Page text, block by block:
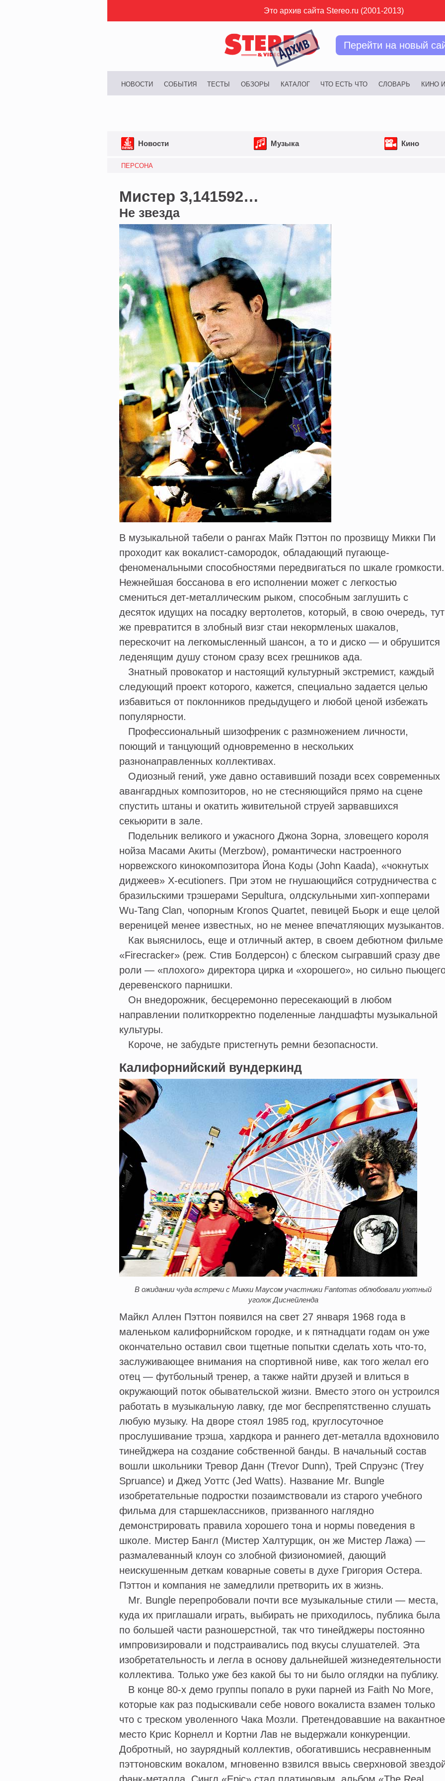
Это архив сайта Stereo.ru (2001-2013)
Перейти на новый
НОВОСТИ СОБЫТИЯ ТЕСТЫ ОБЗОРЫ КАТАЛОГ ЧТО ЕСТЬ ЧТО СЛОВАРЬ КИНО
Новости Музыка Кино
ПЕРСОНА
Мистер 3,141592…
Не звезда
В музыкальной табели о рангах Майк Пэттон по прозвищу Микки Пи
проходит как вокалист-самородок, обладающий пугающе-
феноменальными способностями передвигаться по шкале громкости.
Нежнейшая боссанова в его исполнении может с легкостью
смениться дет-металлическим рыком, способным заглушить с
десяток идущих на посадку вертолетов, который, в свою очередь, тут
же превратится в злобный визг стаи некормленых шакалов,
перескочит на легкомысленный шансон, а то и диско — и обрушится
леденящим душу стоном сразу всех грешников ада.
Знатный провокатор и настоящий культурный экстремист, каждый
следующий проект которого, кажется, специально задается целью
избавиться от поклонников предыдущего и любой ценой избежать
популярности.
Профессиональный шизофреник с размножением личности,
поющий и танцующий одновременно в нескольких
разнонаправленных коллективах.
Одиозный гений, уже давно оставивший позади всех современных
авангардных композиторов, но не стесняющийся прямо на сцене
спустить штаны и окатить живительной струей зарвавшихся
секьюрити в зале.
Подельник великого и ужасного Джона Зорна, зловещего короля
нойза Масами Акиты (Merzbow), романтически настроенного
норвежского кинокомпозитора Йона Коды (John Kaada), «чокнутых
диджеев» X-ecutioners. При этом не гнушающийся сотрудничества с
бразильскими трэшерами Sepultura, олдскульными хип-хопперами
Wu-Tang Clan, чопорным Kronos Quartet, певицей Бьорк и еще целой
вереницей менее известных, но не менее впечатляющих музыкантов.
Как выяснилось, еще и отличный актер, в своем дебютном фильме
«Firecracker» (реж. Стив Болдерсон) с блеском сыгравший сразу две
роли — «плохого» директора цирка и «хорошего», но сильно
деревенского парнишки.
Он внедорожник, бесцеремонно пересекающий в любом
направлении политкорректно поделенные ландшафты музыкальной
культуры.
Короче, не забудьте пристегнуть ремни безопасности.
Калифорнийский вундеркинд
В ожидании чуда встречи с Микки Маусом участники Fantomas облюбовали уютный
уголок Диснейленда
Майкл Аллен Пэттон появился на свет 27 января 1968 года в
маленьком калифорнийском городке, и к пятнадцати годам он уже
окончательно оставил свои тщетные попытки сделать хоть что-то,
заслуживающее внимания на спортивной ниве, как того желал его
отец — футбольный тренер, а также найти друзей и влиться в
окружающий поток обывательской жизни. Вместо этого он устроился
работать в музыкальную лавку, где мог беспрепятственно слушать
любую музыку. На дворе стоял 1985 год, круглосуточное
прослушивание трэша, хардкора и раннего дет-металла вдохновило
тинейджера на создание собственной банды. В начальный состав
вошли школьники Тревор Данн (Trevor Dunn), Трей Спруэнс (Trey
Spruance) и Джед Уоттс (Jed Watts). Название Mr. Bungle
изобретательные подростки позаимствовали из старого учебного
фильма для старшеклассников, призванного наглядно
демонстрировать правила хорошего тона и нормы поведения в
школе. Мистер Бангл (Мистер Халтурщик, он же Мистер Лажа) —
размалеванный клоун со злобной физиономией, дающий
неискушенным деткам коварные советы в духе Григория Остера.
Пэттон и компания не замедлили претворить их в жизнь.
Mr. Bungle перепробовали почти все музыкальные стили — места,
куда их приглашали играть, выбирать не приходилось, публика была
по большей части разношерстной, так что тинейджеры постоянно
импровизировали и подстраивались под вкусы слушателей. Эта
изобретательность и легла в основу дальнейшей жизнедеятельности
коллектива. Только уже без какой бы то ни было оглядки на публику.
В конце 80-х демо группы попало в руки парней из Faith No More,
которые как раз подыскивали себе нового вокалиста взамен только
что с треском уволенного Чака Мозли. Претендовавшие на вакантное
место Крис Корнелл и Кортни Лав не выдержали конкуренции.
Добротный, но заурядный коллектив, обогатившись несравненным
пэттоновским вокалом, мгновенно взвился ввысь сверхновой